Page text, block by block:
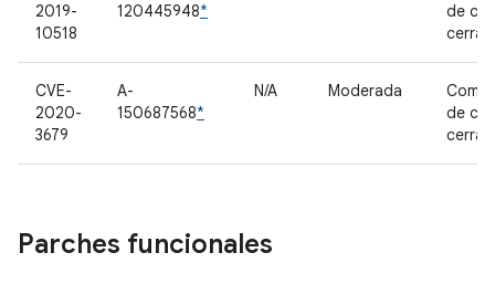
2019-
10518
120445948*
de
CVE-
2020-
3679
A-
150687568*
N/A Moderada
de
Parches funcionales